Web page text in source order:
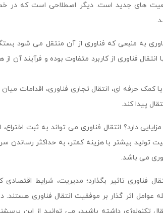
های جدید است. دیگر اصطلاحی است که در
به منبعی که فناوری از آن منتقل می شود
انتقال فناوری از کاربرد متفاوت بوده و فرآیند آن
کمک حرفه ای، انتقال تجاری فناوری، اقدامات
پیدا کند.
دارد؟ انتقال فناوری می تواند به ثبت اختراع،
بیشتر با هزینه کمتر، به حداکثر رساندن
می باشد.
تاثیر بگذارد؛ مدیریت، شرايط اقتصادی
عوامل اثر گذار بر موفقیت انتقال فناوری هستند.